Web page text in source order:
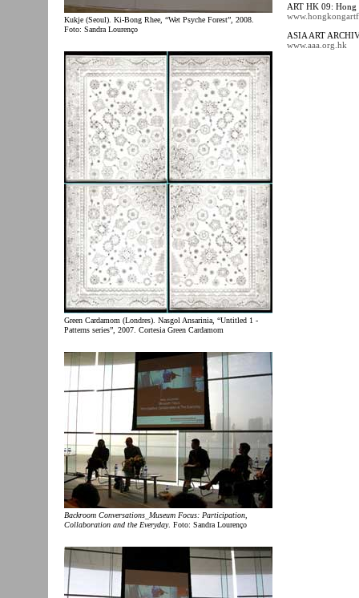
Kukje (Seoul). Ki-Bong Rhee, “Wet Psyche Forest”, 2008.
Foto: Sandra Lourenço
Green Cardamom (Londres). Nasgol Ansarinia, “Untitled 1 -
Patterns series”, 2007. Cortesia Green Cardamom
Backroom Conversations_Museum Focus: Participation,
Collaboration and the Everyday. Foto: Sandra Lourenço
ART HK 09:
ASIA ART
www.aaa.org.hk